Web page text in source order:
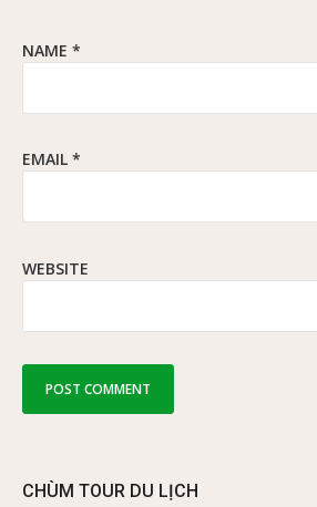
NAME *
EMAIL *
WEBSITE
CHÙM TOUR DU LỊCH